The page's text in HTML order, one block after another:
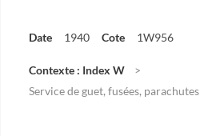
Date 1940 Cote 1W956
Contexte : Index W
Service de guet, fusées, parachutes